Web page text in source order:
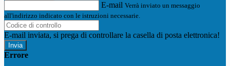
E-mail Verrà inviato un messaggio
all'indirizzo indicato con le istruzioni necessarie.
E-mail inviata, si prega di controllare la casella di posta elettronica!
Errore